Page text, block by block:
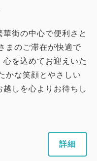
大人1名1 室
税・手数料込
12,380
今すぐ予約
街の中心で便利さと
まのご滞在が快適で
を込めてお迎えいた
かな笑顔とやさしい
しを心よりお待ちし
詳細